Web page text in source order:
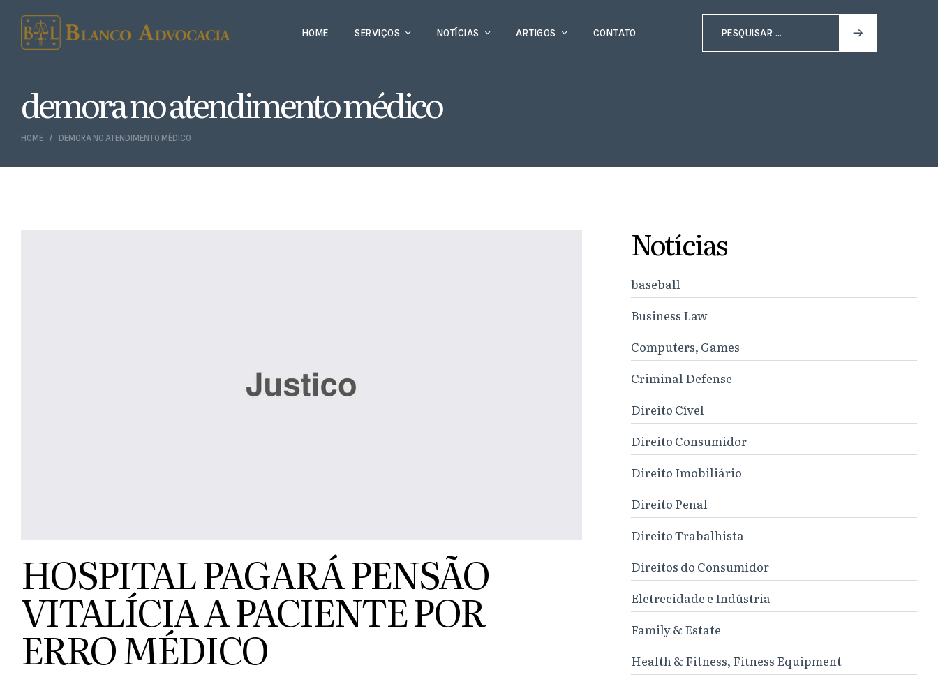
HOME SERVIÇOS NOTÍCIAS ARTIGOS CONTATO
HOME DEMORA NO ATENDIMENTO MÉDICO
demora no atendimento médico
HOSPITAL PAGARÁ PENSÃO
VITALÍCIA A PACIENTE POR
ERRO MÉDICO
Notícias
baseball
Business Law
Computers, Games
Criminal Defense
Direito Cível
Direito Consumidor
Direito Imobiliário
Direito Penal
Direito Trabalhista
Direitos do Consumidor
Eletrecidade e Indústria
Family & Estate
Health & Fitness, Fitness Equipment